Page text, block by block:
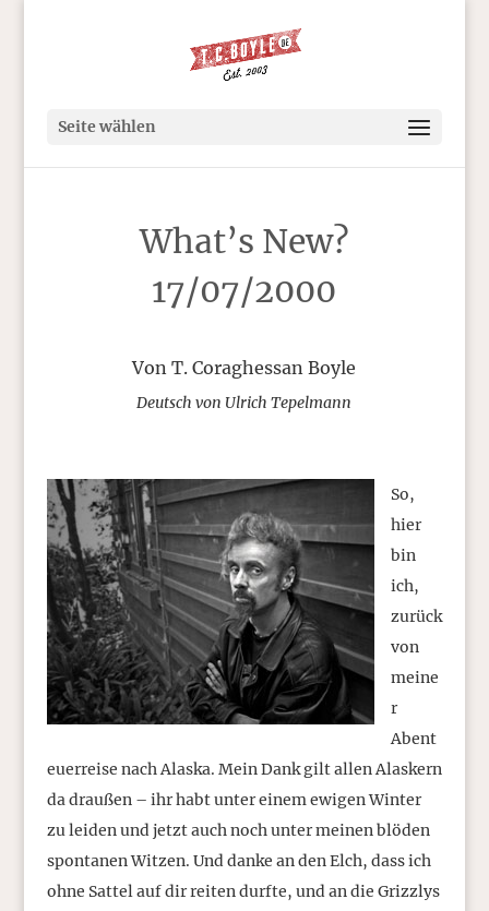
Seite wählen
What’s New?
17/07/2000
Von T. Coraghessan Boyle
Deutsch von Ulrich Tepelmann
So,
hier
bin
ich,
zurück
von
meine
r
Abent
euerreise nach Alaska. Mein Dank gilt allen Alaskern
da draußen – ihr habt unter einem ewigen Winter
zu leiden und jetzt auch noch unter meinen blöden
spontanen Witzen. Und danke an den Elch, dass ich
ohne Sattel auf dir reiten durfte, und an die Grizzlys